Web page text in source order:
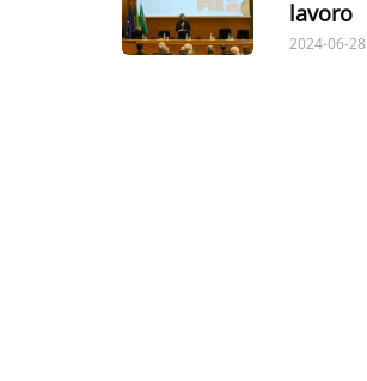
lavoro
2024-06-28